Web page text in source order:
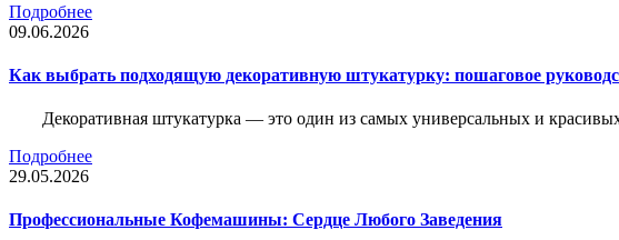
Подробнее
09.06.2026
Как выбрать подходящую декоративную штукатурку: пошаговое
Декоративная штукатурка — это один из самых универсальных и
Подробнее
29.05.2026
Профессиональные Кофемашины: Сердце Любого Заведения